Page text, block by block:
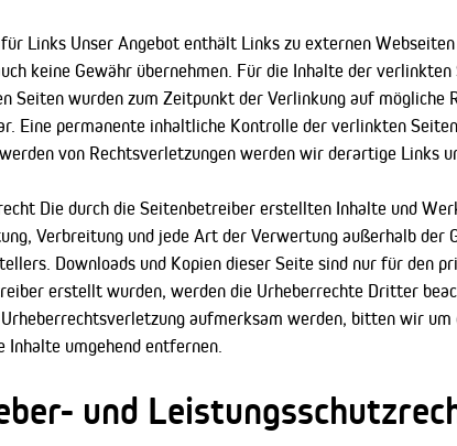
Links Unser Angebot enthält Links zu externen
keine Gewähr übernehmen. Für die Inhalte der
Seiten wurden zum Zeitpunkt der Verlinkung auf
Eine permanente inhaltliche Kontrolle der verlinkten
von Rechtsverletzungen werden wir derartige Links
Die durch die Seitenbetreiber erstellten Inhalte und
Verbreitung und jede Art der Verwertung außerhalb
Downloads und Kopien dieser Seite sind nur für
erstellt wurden, werden die Urheberrechte Dritter
aufmerksam werden, bitten wir
Inhalte umgehend entfernen.
und